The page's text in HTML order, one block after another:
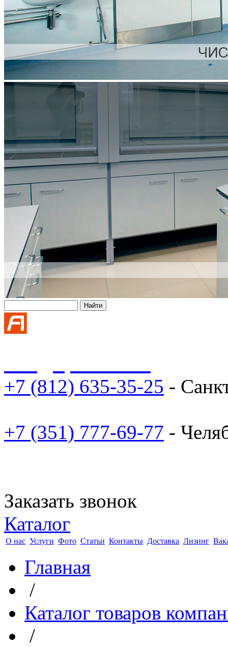
+7 (812) 635-35-25 -
+7 (351) 777-69-77 -
Заказать звонок
Каталог
О нас Услуги Фото Статьи Контакты Доставка Лизинг
Главная
/
Каталог товаров
/